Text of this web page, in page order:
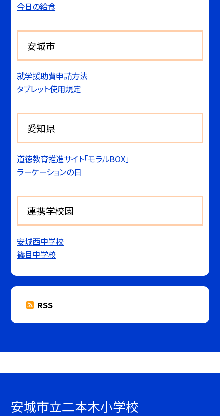
今日の給食
安城市
就学援助費申請方法
タブレット使用規定
愛知県
道徳教育推進サイト「モラルBOX」
ラーケーションの日
連携学校園
安城西中学校
篠目中学校
RSS
安城市立二本木小学校